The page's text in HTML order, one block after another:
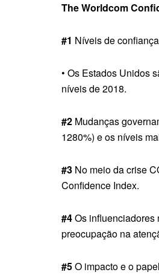
The Worldcom
#1 Níveis de
• Os Estados Unidos
níveis de 2018.
#2 Mudanças
1280%) e os níveis
#3 No meio da crise
Confidence Index.
#4Os influenciadores
preocupação na
#5O impacto e o